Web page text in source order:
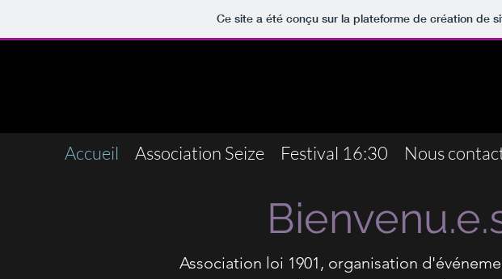
Ce site a été conçu sur la plateforme de création de
Accueil Association Seize Festival 16:30 Nous
Association loi 1901, organisation